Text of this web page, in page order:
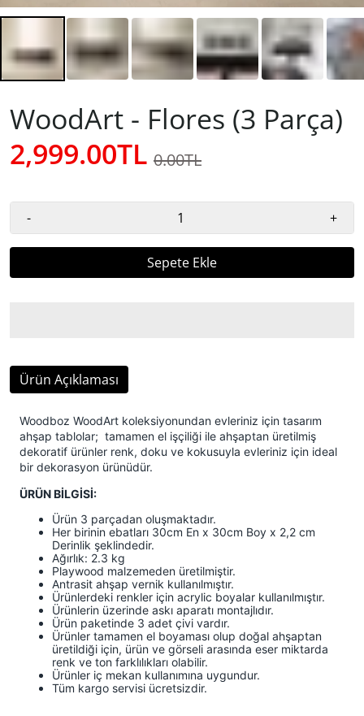
WoodArt - Flores (3 Parça)
2,999.00TL 0.00TL
- +
Sepete Ekle
Ürün Açıklaması
Woodboz WoodArt koleksiyonundan evleriniz için tasarım
ahşap tablolar; tamamen el işçiliği ile ahşaptan üretilmiş
dekoratif ürünler renk, doku ve kokusuyla evleriniz için ideal
bir dekorasyon ürünüdür.
ÜRÜN BİLGİSİ:
Ürün 3 parçadan oluşmaktadır.
Her birinin ebatları 30cm En x 30cm Boy x 2,2 cm
Derinlik şeklindedir.
Ağırlık: 2.3 kg
Playwood malzemeden üretilmiştir.
Antrasit ahşap vernik kullanılmıştır.
Ürünlerdeki renkler için acrylic boyalar kullanılmıştır.
Ürünlerin üzerinde askı aparatı montajlıdır.
Ürün paketinde 3 adet çivi vardır.
Ürünler tamamen el boyaması olup doğal ahşaptan
üretildiği için, ürün ve görseli arasında eser miktarda
renk ve ton farklılıkları olabilir.
Ürünler iç mekan kullanımına uygundur.
Tüm kargo servisi ücretsizdir.